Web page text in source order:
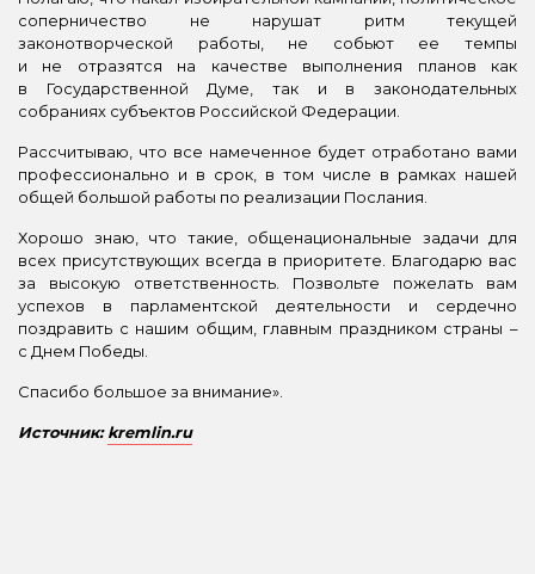
соперничество не нарушат ритм текущей
законотворческой работы, не собьют ее темпы
и не отразятся на качестве выполнения планов как
в Государственной Думе, так и в законодательных
собраниях субъектов Российской Федерации.
Рассчитываю, что все намеченное будет отработано вами
профессионально и в срок, в том числе в рамках нашей
общей большой работы по реализации Послания.
Хорошо знаю, что такие, общенациональные задачи для
всех присутствующих всегда в приоритете. Благодарю вас
за высокую ответственность. Позвольте пожелать вам
успехов в парламентской деятельности и сердечно
поздравить с нашим общим, главным праздником страны –
с Днем Победы.
Спасибо большое за внимание».
Источник:kremlin.ru